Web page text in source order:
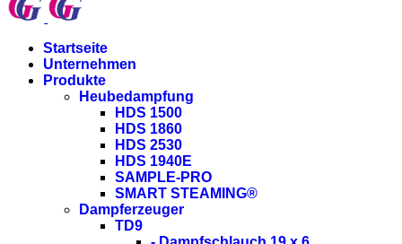
Startseite
Unternehmen
Produkte
Heubedampfung
HDS 1500
HDS 1860
HDS 2530
HDS 1940E
SAMPLE-PRO
SMART STEAMING®
Dampferzeuger
TD9